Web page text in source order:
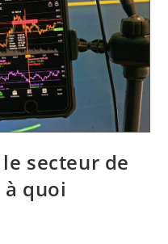
secteur de
quoi